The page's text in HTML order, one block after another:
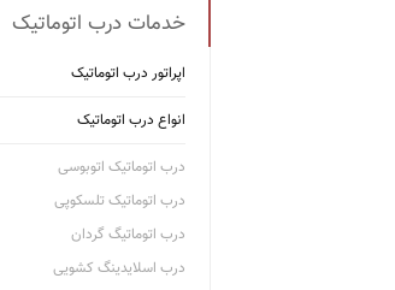
خدمات درب اتوماتیک
اپراتور درب اتوماتیک
انواع درب اتوماتیک
درب اتوماتیک اتوبوسی
درب اتوماتیک تلسکوپی
درب اتوماتیگ گردان
درب اسلایدینگ کشویی